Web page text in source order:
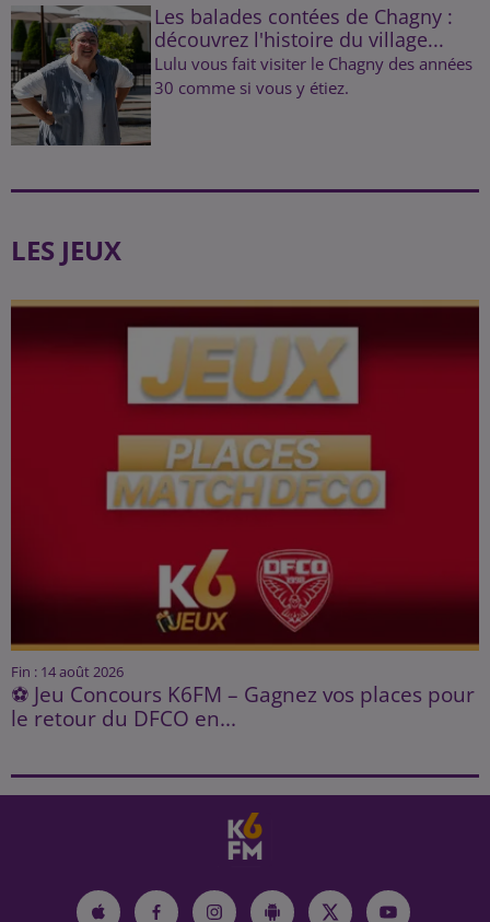
Les balades contées de Chagny :
découvrez l'histoire du village...
Lulu vous fait visiter le Chagny des années
30 comme si vous y étiez.
LES JEUX
Fin : 14 août 2026
⚽ Jeu Concours K6FM – Gagnez vos places pour
le retour du DFCO en...